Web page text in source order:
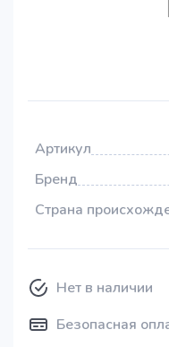
Артикул
Бренд
Страна
Нет в наличии
Безопасная